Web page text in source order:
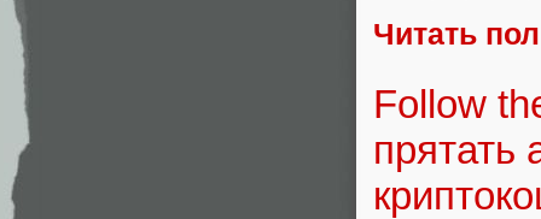
Читать
Follow
прятать